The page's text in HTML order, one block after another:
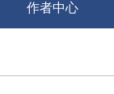
作者中心